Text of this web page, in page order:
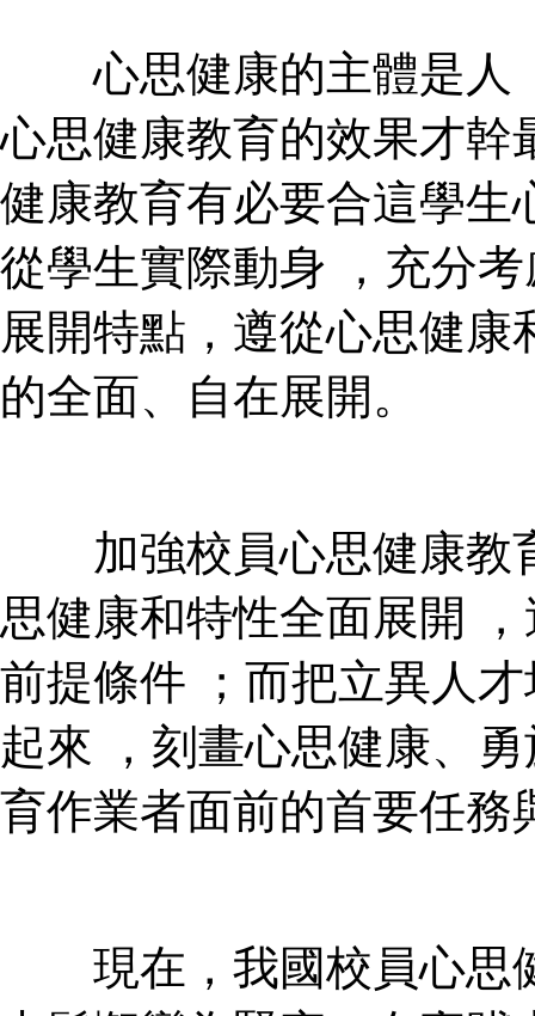
心思健康的主體是人
心思健康教育的效果才幹最
健康教育有必要合這學生心
從學生實際動身 ，充分
展開特點，遵從心思
的全面、自在展開。
加強校員心思健康教育
思健康和特性全面展開 
前提條件 ；而把立異人
起來 ，刻畫心思健康、
育作業者面前的首要任務與
現在，我國校員心思